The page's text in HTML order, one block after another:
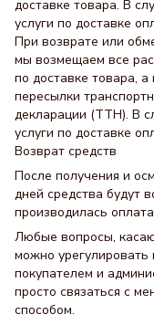
доставке товара. В
услуги по доставке
При возврате или
мы возмещаем все
по доставке товара,
пересылки
декларации (ТТН). В
услуги по доставке
Возврат средств
После получения и
дней средства будут
производилась
Любые вопросы,
можно
покупателем и
просто связаться с
способом.